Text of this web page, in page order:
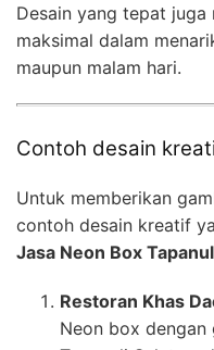
Desain yang tepat
maksimal dalam
maupun malam hari.
Contoh desain
Untuk memberikan
contoh desain kreatif
Jasa Neon Box
Restoran Khas
Neon box dengan